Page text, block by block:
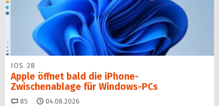
IOS 28
Apple öffnet bald die iPhone-
Zwischenablage für Windows-PCs
85 Kommentare
04.08.2026